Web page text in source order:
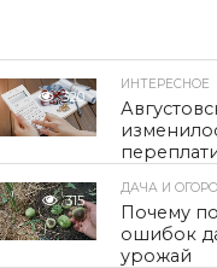
320
ИНТЕРЕСНОЕ
315
ДАЧА И
Почему
ошибок
урожай